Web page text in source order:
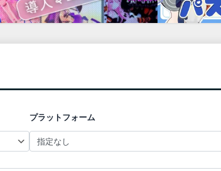
プラットフォーム